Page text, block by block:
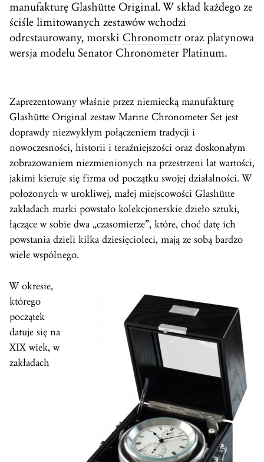
manufakturę Glashütte Original. W skład każdego ze
ściśle limitowanych zestawów wchodzi
odrestaurowany, morski Chronometr oraz platynowa
wersja modelu Senator Chronometer Platinum.
Zaprezentowany właśnie przez niemiecką manufakturę
Glashütte Original zestaw Marine Chronometer Set jest
doprawdy niezwykłym połączeniem tradycji i
nowoczesności, historii i teraźniejszości oraz doskonałym
zobrazowaniem niezmienionych na przestrzeni lat wartości,
jakimi kieruje się firma od początku swojej działalności. W
położonych w urokliwej, małej miejscowości Glashütte
zakładach marki powstało kolekcjonerskie dzieło sztuki,
łączące w sobie dwa „czasomierze”, które, choć datę ich
powstania dzieli kilka dziesięcioleci, mają ze sobą bardzo
wiele wspólnego.
W okresie,
którego
początek
datuje się na
XIX wiek, w
zakładach